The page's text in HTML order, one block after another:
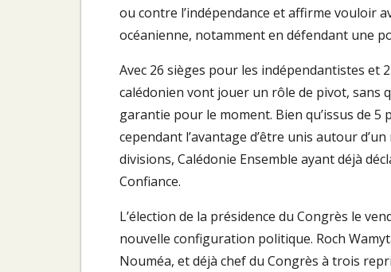
ou contre l’indépendance et affirme vouloir
océanienne, notamment en défendant une
Avec 26 sièges pour les indépendantistes et
calédonien vont jouer un rôle de pivot, sans
garantie pour le moment. Bien qu’issus de
cependant l’avantage d’être unis autour
divisions, Calédonie Ensemble ayant déjà
Confiance.
L’élection de la présidence du Congrès le
nouvelle configuration politique. Roch
Nouméa, et déjà chef du Congrès à trois